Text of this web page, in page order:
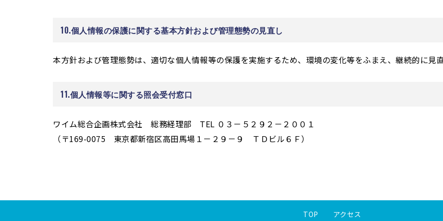
10.個人情報の保護に関する基本方針および管理態勢の見直し
本方針および管理態勢は、適切な個人情報等の保護を実施するため、環境の変化等をふまえ、継続的に見直
11.個人情報等に関する照会受付窓口
ワイム総合企画株式会社 総務経理部 TEL ０３－５２９２－２００１
（〒169-0075 東京都新宿区高田馬場１－２９－９ ＴＤビル６Ｆ）
TOP アクセス